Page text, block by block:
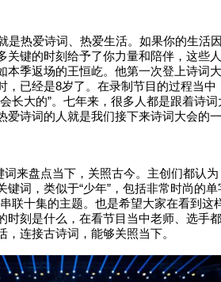
热爱诗词、热爱生活。如果你的生活
关键的时刻给予了你力量和陪伴，这些
本季返场的王恒屹。他第一次登上诗词
，已经是8岁了。在录制节目的过程当中
长大的”。七年来，很多人都是跟着诗
诗词的人就是我们接下来诗词大会的一
来盘点当下，关照古今。主创们都认为
词，类似于“少年”，包括非常时尚的
联十集的主题。也是希望大家在看到这
时刻是什么，在看节目当中老师、选手
连接古诗词，能够关照当下。